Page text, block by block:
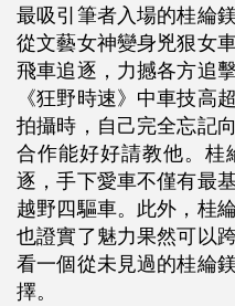
最吸引筆者入場的桂綸
從文藝女神變身兇狠女
飛車追逐，力撼各方追
《狂野時速》中車技高
拍攝時，自己完全忘記
合作能好好請教他。桂
逐，手下愛車不僅有最
越野四驅車。此外，桂
也證實了魅力果然可以
看一個從未見過的桂綸
擇。